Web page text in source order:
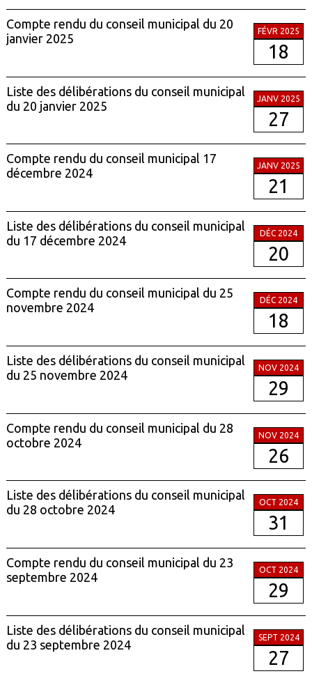
Compte rendu du conseil municipal du 20
janvier 2025
FÉVR 2025
18
Liste des délibérations du conseil municipal
du 20 janvier 2025
JANV 2025
27
Compte rendu du conseil municipal 17
décembre 2024
JANV 2025
21
Liste des délibérations du conseil municipal
du 17 décembre 2024
DÉC 2024
20
Compte rendu du conseil municipal du 25
novembre 2024
DÉC 2024
18
Liste des délibérations du conseil municipal
du 25 novembre 2024
NOV 2024
29
Compte rendu du conseil municipal du 28
octobre 2024
NOV 2024
26
Liste des délibérations du conseil municipal
du 28 octobre 2024
OCT 2024
31
Compte rendu du conseil municipal du 23
septembre 2024
OCT 2024
29
Liste des délibérations du conseil municipal
du 23 septembre 2024
SEPT 2024
27